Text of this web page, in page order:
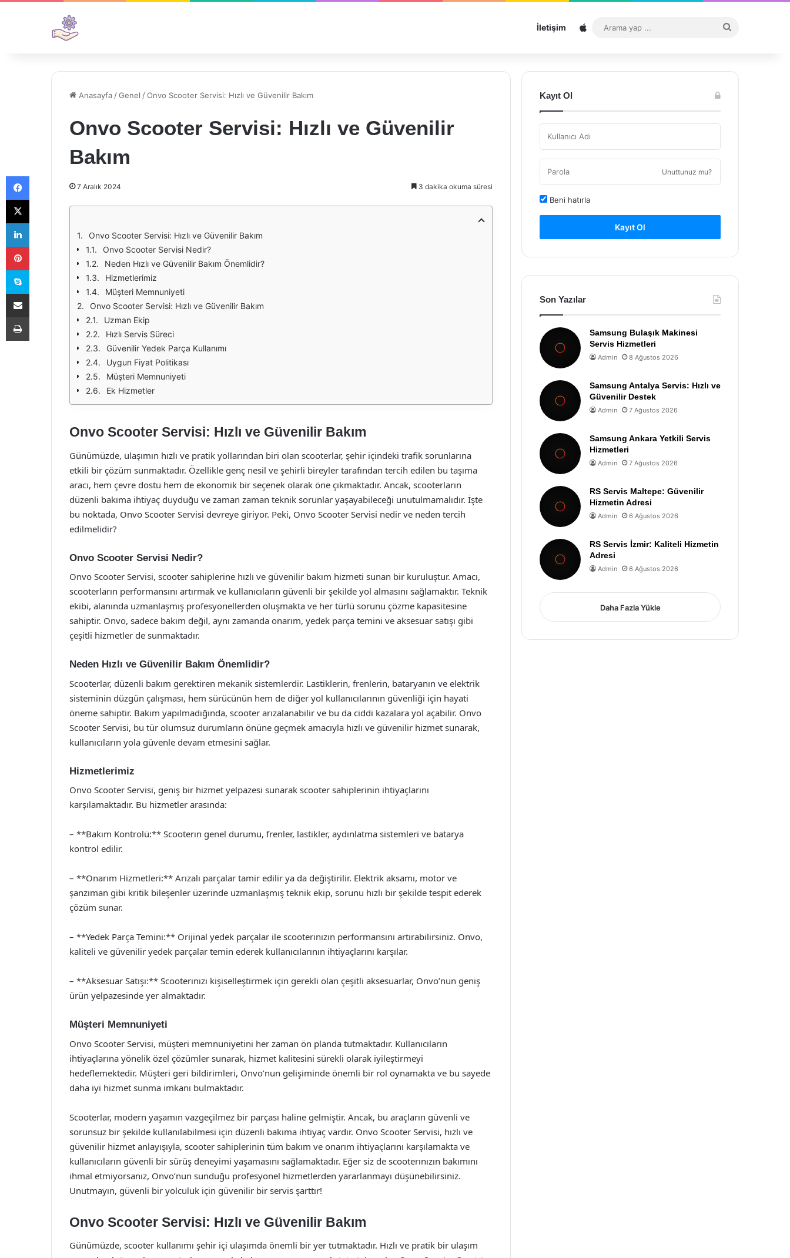
İletişim Sitemap
...
Anasayfa /Genel /Onvo Scooter Servisi: Hızlı ve Güvenilir Bakım
Onvo Scooter Servisi: Hızlı ve Güvenilir
Bakım
7 Aralık 2024 3 dakika okuma süresi
Onvo Scooter Servisi: Hızlı ve Güvenilir Bakım
Onvo Scooter Servisi Nedir?
Neden Hızlı ve Güvenilir Bakım Önemlidir?
Hizmetlerimiz
Müşteri Memnuniyeti
Onvo Scooter Servisi: Hızlı ve Güvenilir Bakım
Uzman Ekip
Hızlı Servis Süreci
Güvenilir Yedek Parça Kullanımı
Uygun Fiyat Politikası
Müşteri Memnuniyeti
Ek Hizmetler
Onvo Scooter Servisi: Hızlı ve Güvenilir Bakım
Günümüzde, ulaşımın hızlı ve pratik yollarından biri olan scooterlar, şehir içindeki trafik sorunlarına
etkili bir çözüm sunmaktadır. Özellikle genç nesil ve şehirli bireyler tarafından tercih edilen bu taşıma
aracı, hem çevre dostu hem de ekonomik bir seçenek olarak öne çıkmaktadır. Ancak, scooterların
düzenli bakıma ihtiyaç duyduğu ve zaman zaman teknik sorunlar yaşayabileceği unutulmamalıdır. İşte
bu noktada, Onvo Scooter Servisi devreye giriyor. Peki, Onvo Scooter Servisi nedir ve neden tercih
edilmelidir?
Onvo Scooter Servisi Nedir?
Onvo Scooter Servisi, scooter sahiplerine hızlı ve güvenilir bakım hizmeti sunan bir kuruluştur. Amacı,
scooterların performansını artırmak ve kullanıcıların güvenli bir şekilde yol almasını sağlamaktır. Teknik
ekibi, alanında uzmanlaşmış profesyonellerden oluşmakta ve her türlü sorunu çözme kapasitesine
sahiptir. Onvo, sadece bakım değil, aynı zamanda onarım, yedek parça temini ve aksesuar satışı gibi
çeşitli hizmetler de sunmaktadır.
Neden Hızlı ve Güvenilir Bakım Önemlidir?
Scooterlar, düzenli bakım gerektiren mekanik sistemlerdir. Lastiklerin, frenlerin, bataryanın ve elektrik
sisteminin düzgün çalışması, hem sürücünün hem de diğer yol kullanıcılarının güvenliği için hayati
öneme sahiptir. Bakım yapılmadığında, scooter arızalanabilir ve bu da ciddi kazalara yol açabilir. Onvo
Scooter Servisi, bu tür olumsuz durumların önüne geçmek amacıyla hızlı ve güvenilir hizmet sunarak,
kullanıcıların yola güvenle devam etmesini sağlar.
Hizmetlerimiz
Onvo Scooter Servisi, geniş bir hizmet yelpazesi sunarak scooter sahiplerinin ihtiyaçlarını
karşılamaktadır. Bu hizmetler arasında:
– **Bakım Kontrolü:** Scooterın genel durumu, frenler, lastikler, aydınlatma sistemleri ve batarya
kontrol edilir.
– **Onarım Hizmetleri:** Arızalı parçalar tamir edilir ya da değiştirilir. Elektrik aksamı, motor ve
şanzıman gibi kritik bileşenler üzerinde uzmanlaşmış teknik ekip, sorunu hızlı bir şekilde tespit ederek
çözüm sunar.
– **Yedek Parça Temini:** Orijinal yedek parçalar ile scooterınızın performansını artırabilirsiniz. Onvo,
kaliteli ve güvenilir yedek parçalar temin ederek kullanıcılarının ihtiyaçlarını karşılar.
– **Aksesuar Satışı:** Scooterınızı kişiselleştirmek için gerekli olan çeşitli aksesuarlar, Onvo’nun geniş
ürün yelpazesinde yer almaktadır.
Müşteri Memnuniyeti
Onvo Scooter Servisi, müşteri memnuniyetini her zaman ön planda tutmaktadır. Kullanıcıların
ihtiyaçlarına yönelik özel çözümler sunarak, hizmet kalitesini sürekli olarak iyileştirmeyi
hedeflemektedir. Müşteri geri bildirimleri, Onvo’nun gelişiminde önemli bir rol oynamakta ve bu sayede
daha iyi hizmet sunma imkanı bulmaktadır.
Scooterlar, modern yaşamın vazgeçilmez bir parçası haline gelmiştir. Ancak, bu araçların güvenli ve
sorunsuz bir şekilde kullanılabilmesi için düzenli bakıma ihtiyaç vardır. Onvo Scooter Servisi, hızlı ve
güvenilir hizmet anlayışıyla, scooter sahiplerinin tüm bakım ve onarım ihtiyaçlarını karşılamakta ve
kullanıcıların güvenli bir sürüş deneyimi yaşamasını sağlamaktadır. Eğer siz de scooterınızın bakımını
ihmal etmiyorsanız, Onvo’nun sunduğu profesyonel hizmetlerden yararlanmayı düşünebilirsiniz.
Unutmayın, güvenli bir yolculuk için güvenilir bir servis şarttır!
Onvo Scooter Servisi: Hızlı ve Güvenilir Bakım
Günümüzde, scooter kullanımı şehir içi ulaşımda önemli bir yer tutmaktadır. Hızlı ve pratik bir ulaşım
Kayıt Ol
Unuttunuz mu?
Beni hatırla
Kayıt Ol
Son Yazılar
Samsung Bulaşık Makinesi
Servis Hizmetleri
Admin 8 Ağustos 2026
Samsung Antalya Servis: Hızlı ve
Güvenilir Destek
Admin 7 Ağustos 2026
Samsung Ankara Yetkili Servis
Hizmetleri
Admin 7 Ağustos 2026
RS Servis Maltepe: Güvenilir
Hizmetin Adresi
Admin 6 Ağustos 2026
RS Servis İzmir: Kaliteli Hizmetin
Adresi
Admin 6 Ağustos 2026
Daha Fazla Yükle
Facebook
X
LinkedIn
Pinterest
Skype
E-Posta ile paylaş